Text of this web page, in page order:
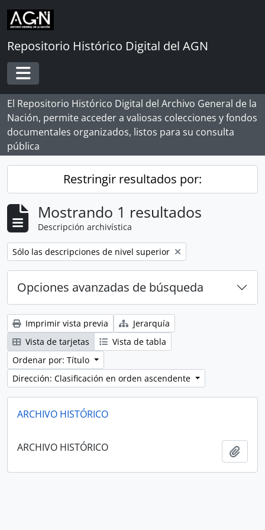
Skip to main content
Repositorio Histórico Digital del AGN
Toggle navigation
El Repositorio Histórico Digital del Archivo General de la
Nación, permite acceder a valiosas colecciones y fondos
documentales organizados, listos para su consulta
pública
Restringir resultados por:
Mostrando 1 resultados
Descripción archivística
Remove filter:
Sólo las descripciones de nivel superior
Opciones avanzadas de búsqueda
Imprimir vista previa
Jerarquía
Vista de tarjetas
Vista de tabla
Ordenar por: Título
Dirección: Clasificación en orden ascendente
ARCHIVO HISTÓRICO
ARCHIVO HISTÓRICO